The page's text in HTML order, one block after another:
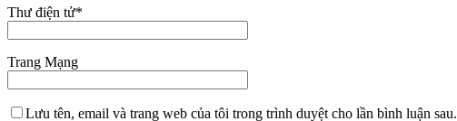
Thư điện tử*
Trang Mạng
Lưu tên, email và trang web của tôi trong trình duyệt cho lần bình luận sau.